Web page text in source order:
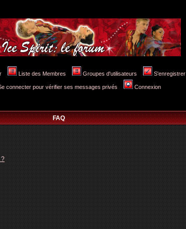
Liste des Membres Groupes d'utilisateurs S'enregistrer
connecter pour vérifier ses messages privés Connexion
FAQ
?